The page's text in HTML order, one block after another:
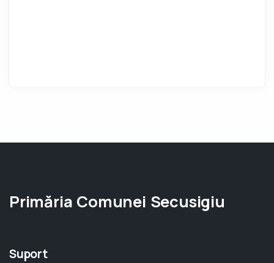
Primăria Comunei Secusigiu
Suport